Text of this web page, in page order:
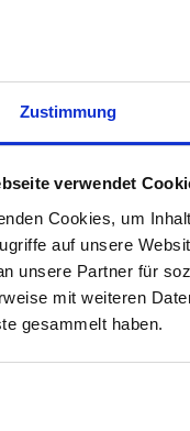
Zustimmung
verwendet
Cookies, um
auf unsere
unsere Partner für
mit weiteren
gesammelt haben.
- PDF